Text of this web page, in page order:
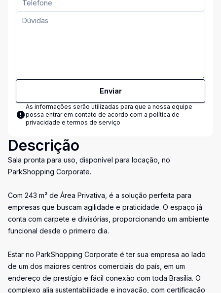
Enviar
As informações serão utilizadas para que a nossa equipe
possa entrar em contato de acordo com a política de
privacidade e termos de serviço
Descrição
Sala pronta para uso, disponível para locação, no
ParkShopping Corporate.
Com 243 m² de Área Privativa, é a solução perfeita para
empresas que buscam agilidade e praticidade. O espaço já
conta com carpete e divisórias, proporcionando um ambiente
funcional desde o primeiro dia.
Estar no ParkShopping Corporate é ter sua empresa ao lado
de um dos maiores centros comerciais do país, em um
endereço de prestígio e fácil conexão com toda Brasília. O
complexo alia sustentabilidade e inovação, com certificação